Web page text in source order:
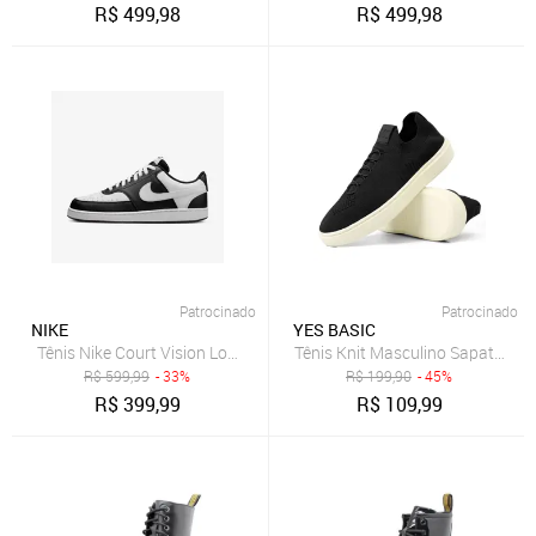
R$499,98 R$499,98
Patrocinado
NIKE
Tênis Nike Court Vision Low Masculino
R$599,99 - 33%
R$399,99
Patrocinado
YES BASIC
Tênis Knit Masculino Sapatenis
R$199,90 - 45%
R$ 109,99